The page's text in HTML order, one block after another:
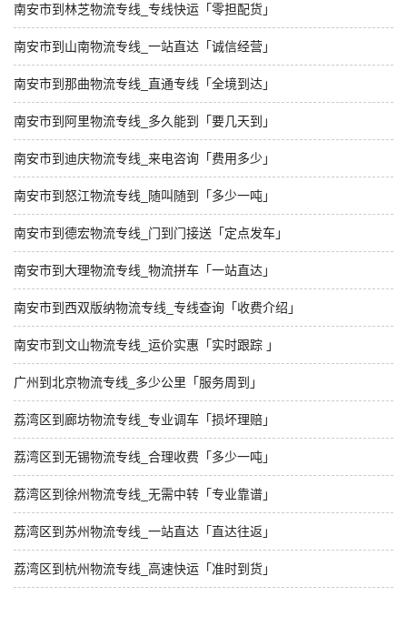
南安市到林芝物流专线_专线快运「零担配货」
南安市到山南物流专线_一站直达「诚信经营」
南安市到那曲物流专线_直通专线「全境到达」
南安市到阿里物流专线_多久能到「要几天到」
南安市到迪庆物流专线_来电咨询「费用多少」
南安市到怒江物流专线_随叫随到「多少一吨」
南安市到德宏物流专线_门到门接送「定点发车」
南安市到大理物流专线_物流拼车「一站直达」
南安市到西双版纳物流专线_专线查询「收费介绍」
南安市到文山物流专线_运价实惠「实时跟踪 」
广州到北京物流专线_多少公里「服务周到」
荔湾区到廊坊物流专线_专业调车「损坏理赔」
荔湾区到无锡物流专线_合理收费「多少一吨」
荔湾区到徐州物流专线_无需中转「专业靠谱」
荔湾区到苏州物流专线_一站直达「直达往返」
荔湾区到杭州物流专线_高速快运「准时到货」